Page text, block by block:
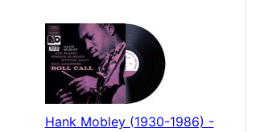
Hank Mobley (1930-1986) -